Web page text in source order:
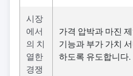
시장
에서
의 치
열한
경쟁
가격 압박과 마진
기능과 부가 가치
하도록 유도합니다.